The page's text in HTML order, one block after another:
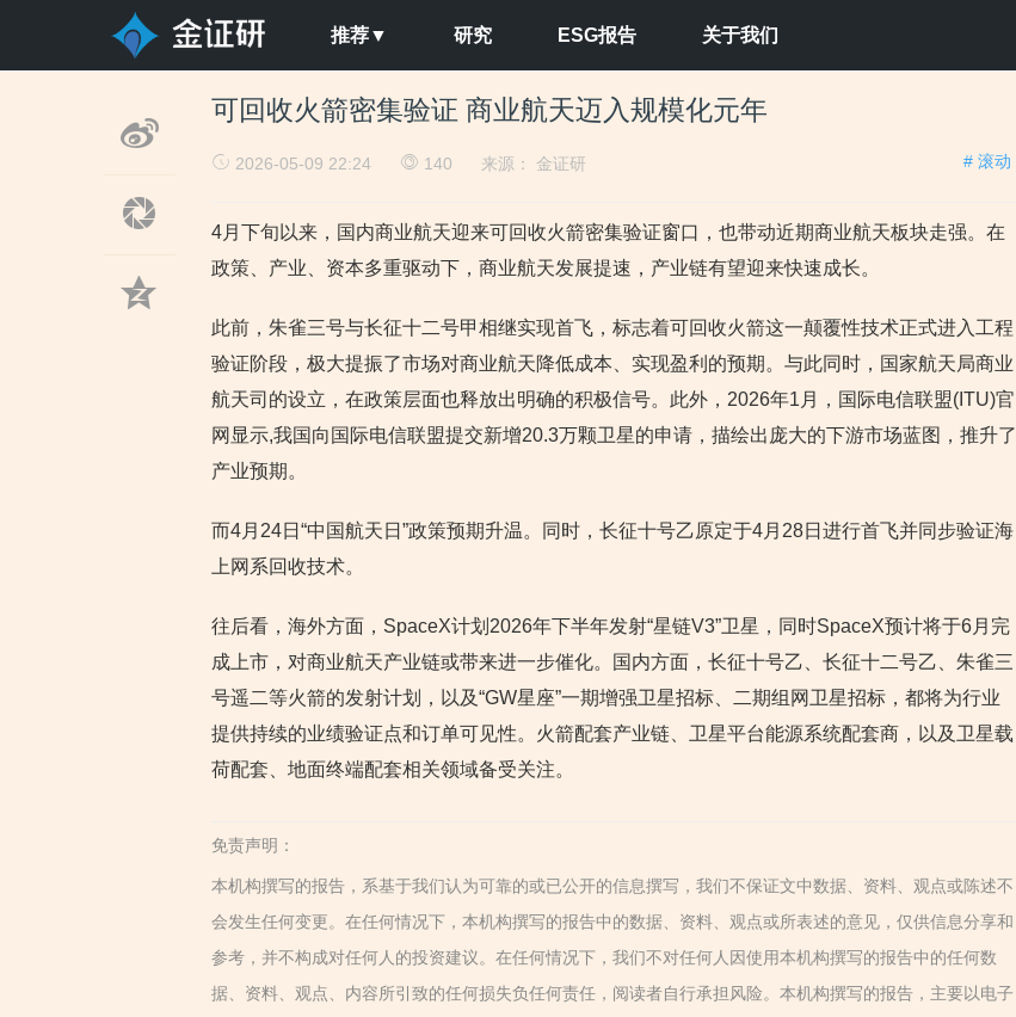
推荐▼ 研究 ESG报告 关于我们
可回收火箭密集验证 商业航天迈入规模化元年
# 滚动
2026-05-09 22:24 140 来源： 金证研
4月下旬以来，国内商业航天迎来可回收火箭密集验证窗口，也带动近期商业航天板块走强。在
政策、产业、资本多重驱动下，商业航天发展提速，产业链有望迎来快速成长。
此前，朱雀三号与长征十二号甲相继实现首飞，标志着可回收火箭这一颠覆性技术正式进入工程
验证阶段，极大提振了市场对商业航天降低成本、实现盈利的预期。与此同时，国家航天局商业
航天司的设立，在政策层面也释放出明确的积极信号。此外，2026年1月，国际电信联盟(ITU)官
网显示,我国向国际电信联盟提交新增20.3万颗卫星的申请，描绘出庞大的下游市场蓝图，推升了
产业预期。
而4月24日“中国航天日”政策预期升温。同时，长征十号乙原定于4月28日进行首飞并同步验证海
上网系回收技术。
往后看，海外方面，SpaceX计划2026年下半年发射“星链V3”卫星，同时SpaceX预计将于6月完
成上市，对商业航天产业链或带来进一步催化。国内方面，长征十号乙、长征十二号乙、朱雀三
号遥二等火箭的发射计划，以及“GW星座”一期增强卫星招标、二期组网卫星招标，都将为行业
提供持续的业绩验证点和订单可见性。火箭配套产业链、卫星平台能源系统配套商，以及卫星载
荷配套、地面终端配套相关领域备受关注。
免责声明：
本机构撰写的报告，系基于我们认为可靠的或已公开的信息撰写，我们不保证文中数据、资料、观点或陈述不
会发生任何变更。在任何情况下，本机构撰写的报告中的数据、资料、观点或所表述的意见，仅供信息分享和
参考，并不构成对任何人的投资建议。在任何情况下，我们不对任何人因使用本机构撰写的报告中的任何数
据、资料、观点、内容所引致的任何损失负任何责任，阅读者自行承担风险。本机构撰写的报告，主要以电子